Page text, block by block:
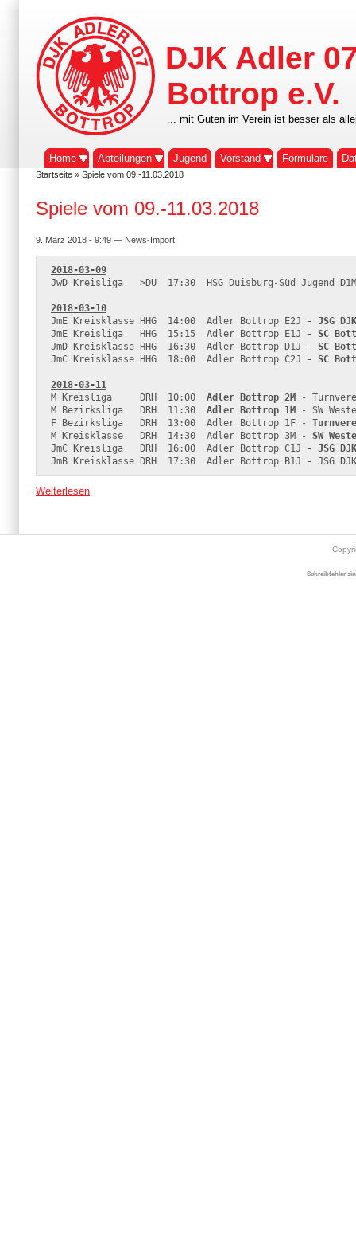
DJK Adler
Bottrop e.V.
... mit Guten im Verein ist besser als
Home Abteilungen Jugend Vorstand Formulare
Startseite » Spiele vom 09.-11.03.2018
Spiele vom 09.-11.03.2018
9. März 2018 - 9:49 — News-Import
2018-03-09
JwD Kreisliga   >DU  17:30  HSG Duisburg-Süd Jugend
2018-03-10
JmE Kreisklasse HHG  14:00  Adler Bottrop E2J - JSG
JmE Kreisliga   HHG  15:15  Adler Bottrop E1J - SC
JmD Kreisklasse HHG  16:30  Adler Bottrop D1J - SC
JmC Kreisklasse HHG  18:00  Adler Bottrop C2J - SC
2018-03-11
M Kreisliga     DRH  10:00 Adler Bottrop 2M -
M Bezirksliga   DRH  11:30 Adler Bottrop 1M - SW
F Bezirksliga   DRH  13:00  Adler Bottrop 1F -
M Kreisklasse   DRH  14:30  Adler Bottrop 3M - SW
JmC Kreisliga   DRH  16:00  Adler Bottrop C1J - JSG
Weiterlesen
Schreibfehler